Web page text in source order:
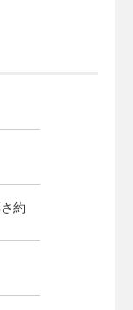
約